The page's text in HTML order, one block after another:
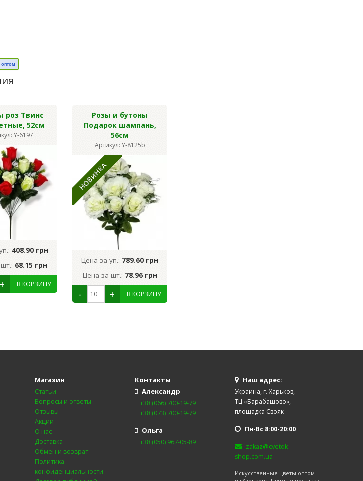
оптом
роз Твинс
52см
Y-6197
408.90 грн
68.15 грн
Розы и бутоны
Подарок шампань,
56см
Артикул: Y-8125b
Цена за уп.: 789.60 грн
Цена за шт.: 78.96 грн
Магазин
Статьи
Вопросы и ответы
Отзывы
Акции
О нас
Доставка
Обмен и возврат
Политика
конфиденциальности
Контакты
Александр
+38 (066) 700-19-79
+38 (073) 700-19-79
Ольга
+38 (050) 967-05-89
Наш адрес:
Украина, г. Харьков,
ТЦ «Барабашово»,
площадка Свояк
Пн-Вс 8:00-20:00
zakaz@cvetok-
shop.com.ua
Искусственные цветы оптом